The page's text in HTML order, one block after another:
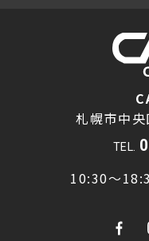
札幌市中
TEL.
10:30～